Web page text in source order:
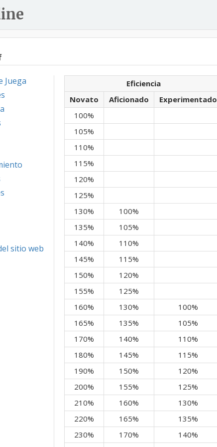
Juega
sitio web
Eficiencia
Novato Aficionado
Experimentado
100%
105%
110%
115%
120%
125%
130%
100%
135%
105%
140%
110%
145%
115%
150%
120%
155%
125%
160%
130% 100%
165%
135% 105%
170%
140% 110%
180%
145% 115%
190%
150% 120%
200%
155% 125%
210%
160% 130%
220%
165% 135%
230%
170% 140%